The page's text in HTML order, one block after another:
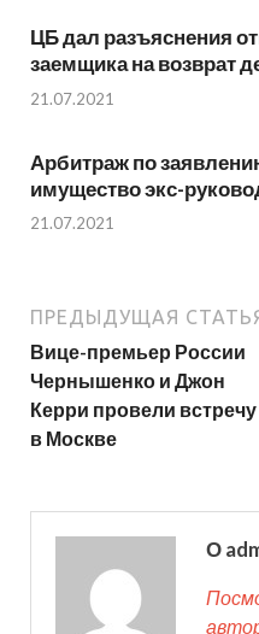
ЦБ дал разъяснения
заемщика на возврат
21.07.2021
Арбитраж по
имущество экс-
21.07.2021
ПРЕДЫДУЩАЯ
Вице-премьер России
Чернышенко и Джон
Керри провели встречу
в Москве
О